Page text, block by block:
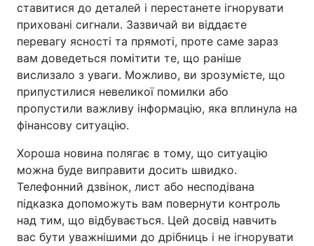
ставитися до деталей і перестанете ігнорувати
приховані сигнали. Зазвичай ви віддаєте
перевагу ясності та прямоті, проте саме зараз
вам доведеться помітити те, що раніше
вислизало з уваги. Можливо, ви зрозумієте, що
припустилися невеликої помилки або
пропустили важливу інформацію, яка вплинула на
фінансову ситуацію.
Хороша новина полягає в тому, що ситуацію
можна буде виправити досить швидко.
Телефонний дзвінок, лист або несподівана
підказка допоможуть вам повернути контроль
над тим, що відбувається. Цей досвід навчить
вас бути уважнішими до дрібниць і не ігнорувати